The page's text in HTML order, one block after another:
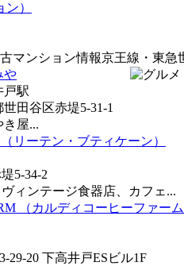
）
マンション情報京王線・東急
や
戸駅
田谷区赤堤5-31-1
き屋...
リーテン・ブティケーン）
5-34-2
ィンテージ食器店、カフェ...
（カルディコーヒーファ
29-20 下高井戸ESビル1F